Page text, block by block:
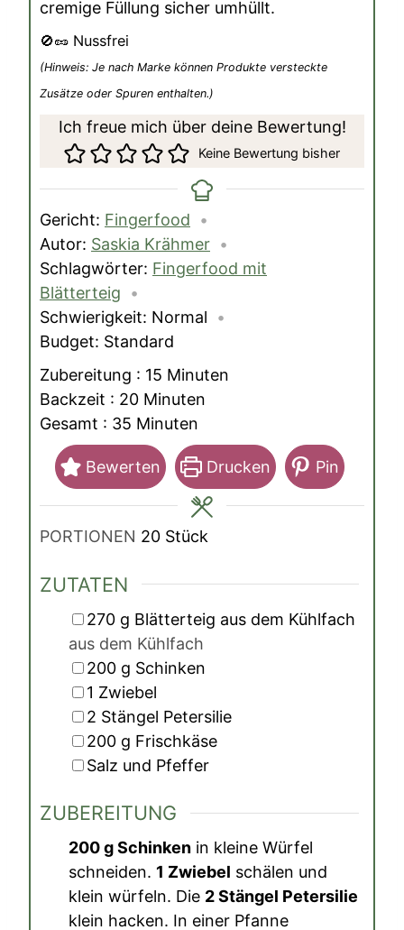
cremige Füllung sicher umhüllt.
🚫🥜 Nussfrei
(Hinweis: Je nach Marke können Produkte versteckte
Zusätze oder Spuren enthalten.)
Ich freue mich über deine Bewertung!
Keine Bewertung bisher
Gericht: Fingerfood
Autor: Saskia Krähmer
Schlagwörter: Fingerfood mit
Blätterteig
Schwierigkeit: Normal
Budget: Standard
Zubereitung : 15 Minuten
Minuten
Backzeit : 20Minuten
Minuten
Gesamt : 35 Minuten
Minuten
Bewerten Drucken Pin
PORTIONEN 20 Stück
ZUTATEN
▢
270 g Blätterteig aus dem Kühlfach
aus dem Kühlfach
▢
200 g Schinken
▢
1 Zwiebel
▢
2 Stängel Petersilie
▢
200 g Frischkäse
▢
Salz und Pfeffer
ZUBEREITUNG
200 g Schinken in kleine Würfel
schneiden. 1 Zwiebel schälen und
klein würfeln. Die 2 Stängel Petersilie
klein hacken. In einer Pfanne